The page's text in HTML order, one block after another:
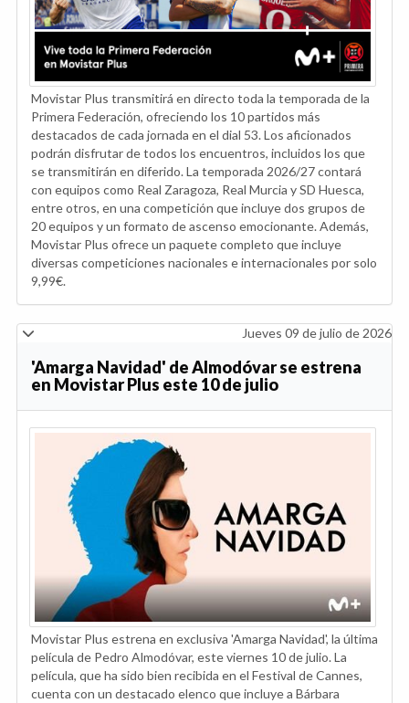
Movistar Plus transmitirá en directo toda la temporada de la
Primera Federación, ofreciendo los 10 partidos más
destacados de cada jornada en el dial 53. Los aficionados
podrán disfrutar de todos los encuentros, incluidos los que
se transmitirán en diferido. La temporada 2026/27 contará
con equipos como Real Zaragoza, Real Murcia y SD Huesca,
entre otros, en una competición que incluye dos grupos de
20 equipos y un formato de ascenso emocionante. Además,
Movistar Plus ofrece un paquete completo que incluye
diversas competiciones nacionales e internacionales por solo
9,99€.
Jueves 09 de julio de 2026
'Amarga Navidad' de Almodóvar se estrena
en Movistar Plus este 10 de julio
Movistar Plus estrena en exclusiva 'Amarga Navidad', la última
película de Pedro Almodóvar, este viernes 10 de julio. La
película, que ha sido bien recibida en el Festival de Cannes,
cuenta con un destacado elenco que incluye a Bárbara